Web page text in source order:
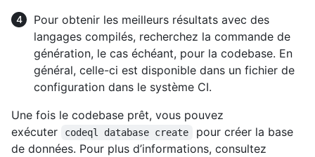
Pour obtenir les meilleurs résultats avec des
langages compilés, recherchez la commande de
génération, le cas échéant, pour la codebase. En
général, celle-ci est disponible dans un fichier de
configuration dans le système CI.
Une fois le codebase prêt, vous pouvez
exécuter
codeql database create
pour créer la base
de données. Pour plus d’informations, consultez